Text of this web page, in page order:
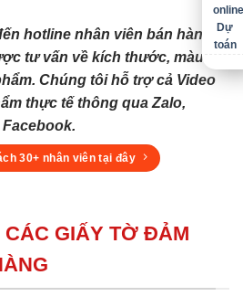
hotline nhân viên bán hàng
tư vấn về kích thước, màu
Chúng tôi hỗ trợ cả Video
thực tế thông qua Zalo,
Facebook.
30+ nhân viên tại đây
GIẤY TỜ ĐẢM
Dự
toán